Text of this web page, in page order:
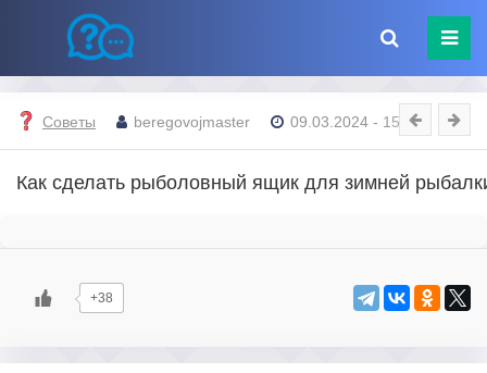
Советы beregovojmaster 09.03.2024 - 15:33
Как сделать рыболовный ящик для зимней
+38